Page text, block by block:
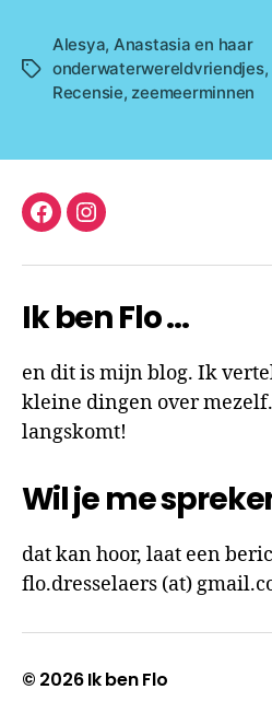
Tags
Alesya, Anastasia en haar
onderwaterwereldvriendjes,
Recensie, zeemeerminnen
facebookinstagram
Ik ben Flo …
en dit is mijn blog. Ik
kleine dingen over
langskomt!
Wil je me
dat kan hoor, laat een
flo.dresselaers (at)
© 2026Ik ben Flo